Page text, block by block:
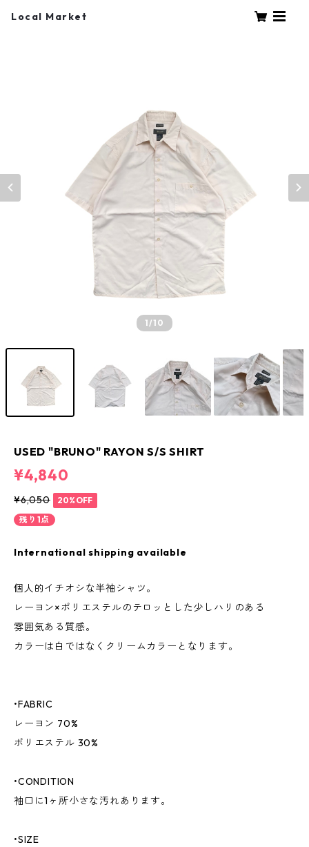
Local Market
1/10
USED "BRUNO" RAYON S/S SHIRT
¥4,840
¥6,050
20%OFF
残り1点
International shipping available
個人的イチオシな半袖シャツ。
レーヨン×ポリエステルのテロッとした少しハリのある
雰囲気ある質感。
カラーは白ではなくクリームカラーとなります。
•FABRIC
レーヨン 70%
ポリエステル 30%
•CONDITION
袖口に1ヶ所小さな汚れあります。
•SIZE